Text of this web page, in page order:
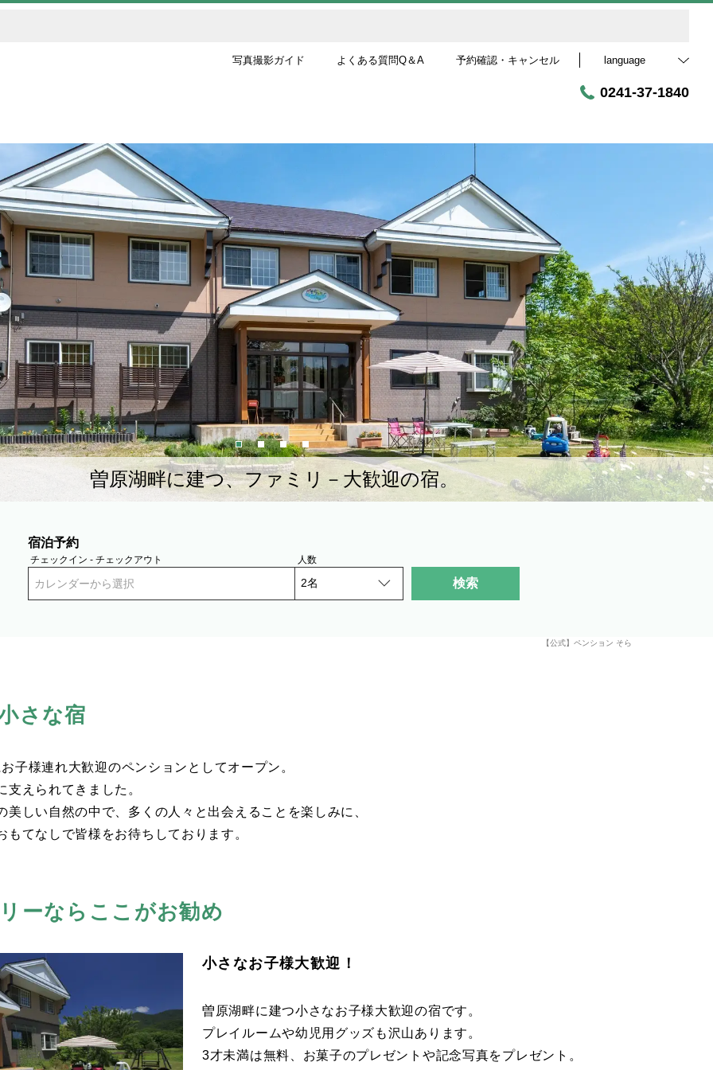
写真撮影ガイド よくある質問Q＆A 予約確認・キャンセル language
0241-37-1840
曽原湖畔に建つ、ファミリ－大歓迎の宿。
宿泊予約
チェックイン - チェックアウト
カレンダーから選択
人数
検索
【公式】ペンション そら
さな宿
子様連れ大歓迎のペンションとしてオープン。
支えられてきました。
美しい自然の中で、多くの人々と出会えることを楽しみに、
もてなしで皆様をお待ちしております。
ーならここがお勧め
小さなお子様大歓迎！
曽原湖畔に建つ小さなお子様大歓迎の宿です。
プレイルームや幼児用グッズも沢山あります。
3才未満は無料、お菓子のプレゼントや記念写真をプレゼント。